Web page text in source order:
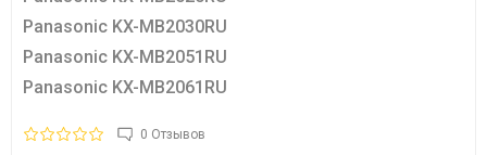
Panasonic KX-MB2030RU
Panasonic KX-MB2051RU
Panasonic KX-MB2061RU
0 Отзывов